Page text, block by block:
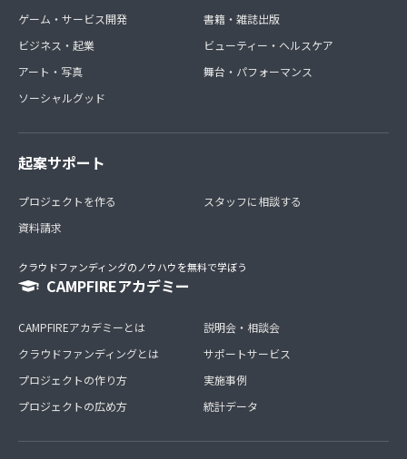
ゲーム・サービス開発
ビジネス・起業
アート・写真
ソーシャルグッド
書籍・雑誌出版
ビューティー・ヘルスケア
舞台・パフォーマンス
起案サポート
プロジェクトを作る
資料請求
スタッフに相談する
クラウドファンディングのノウハウを無料で学ぼう
CAMPFIREアカデミー
CAMPFIREアカデミーとは
クラウドファンディングとは
プロジェクトの作り方
プロジェクトの広め方
説明会・相談会
サポートサービス
実施事例
統計データ